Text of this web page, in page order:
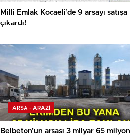
Milli Emlak Kocaeli’de 9 arsayı satışa
çıkardı!
ARSA - ARAZİ
Belbeton’un arsası 3 milyar 65 milyon